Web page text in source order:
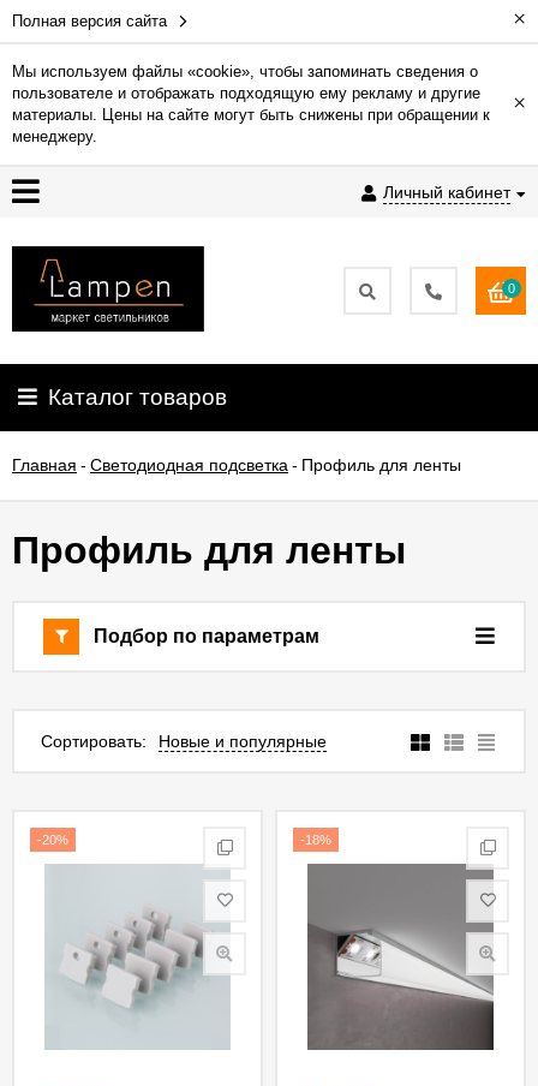
Полная версия сайта ×
Мы используем файлы «cookie», чтобы запоминать сведения о
пользователе и отображать подходящую ему рекламу и другие
материалы. Цены на сайте могут быть снижены при обращении к
менеджеру.
×
Личный кабинет
Гарантия
Доставка
и
Контакты
освещения
О
0
Каталог товаров
Главная - Светодиодная подсветка - Профиль для ленты
Профиль для ленты
Подбор по параметрам
Сортировать: Новые и популярные
-20% -18%